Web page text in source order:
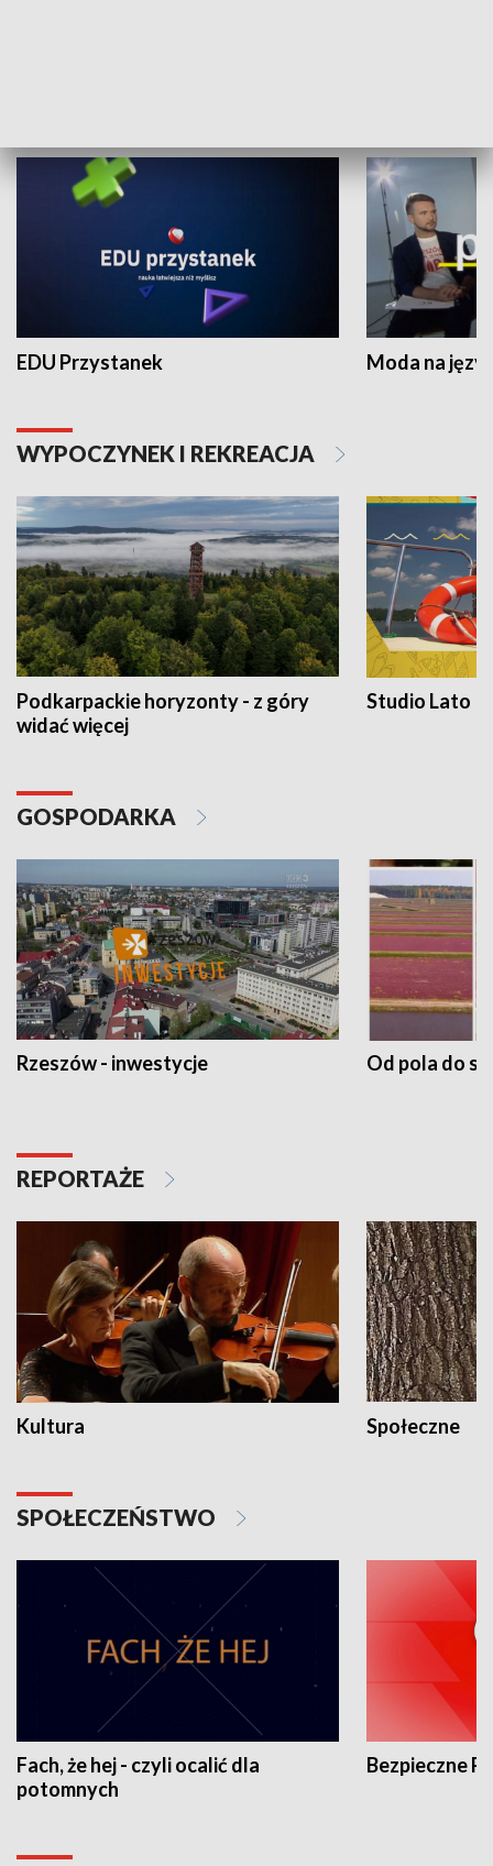
EDU Przystanek Moda na
WYPOCZYNEK I REKREACJA
Podkarpackie horyzonty - z góry
widać więcej
Studio Lato
GOSPODARKA
Rzeszów - inwestycje Od pola do
REPORTAŻE
Kultura Społeczne
SPOŁECZEŃSTWO
Fach, że hej - czyli ocalić dla
potomnych
Bezpieczne